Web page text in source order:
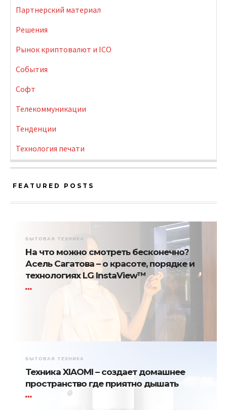
Партнерский материал
Решения
Рынок криптовалют и ICO
События
Софт
Телекоммуникации
Тенденции
Технология печати
FEATURED POSTS
БЫТОВАЯ ТЕХНИКА
На что можно смотреть бесконечно?
Асель Сагатова – о красоте, порядке и
технологиях LG InstaView™
БЫТОВАЯ ТЕХНИКА
Техника XIAOMI – создает домашнее
пространство где приятно дышать